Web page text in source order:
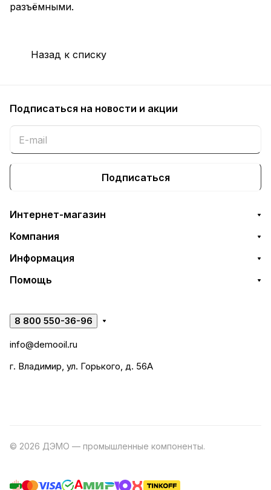
разъёмными.
Назад к списку
Подписаться на новости и акции
Подписаться
Интернет-магазин
Компания
Информация
Помощь
8 800 550-36-96
info@demooil.ru
г. Владимир, ул. Горького, д. 56А
© 2026 ДЭМО — промышленные компоненты.